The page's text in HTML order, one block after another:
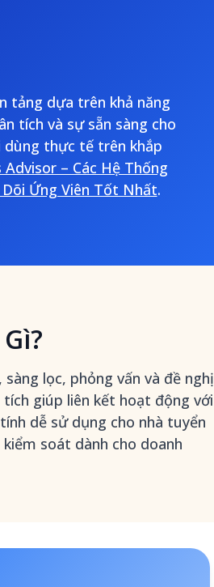
tảng dựa trên khả năng
tích và sự sẵn sàng cho
thực tế trên khắp
Advisor – Các Hệ Thống
Ứng Viên Tốt Nhất.
lọc, phỏng vấn và đề nghị
giúp liên kết hoạt động với
dễ sử dụng cho nhà tuyển
soát dành cho doanh